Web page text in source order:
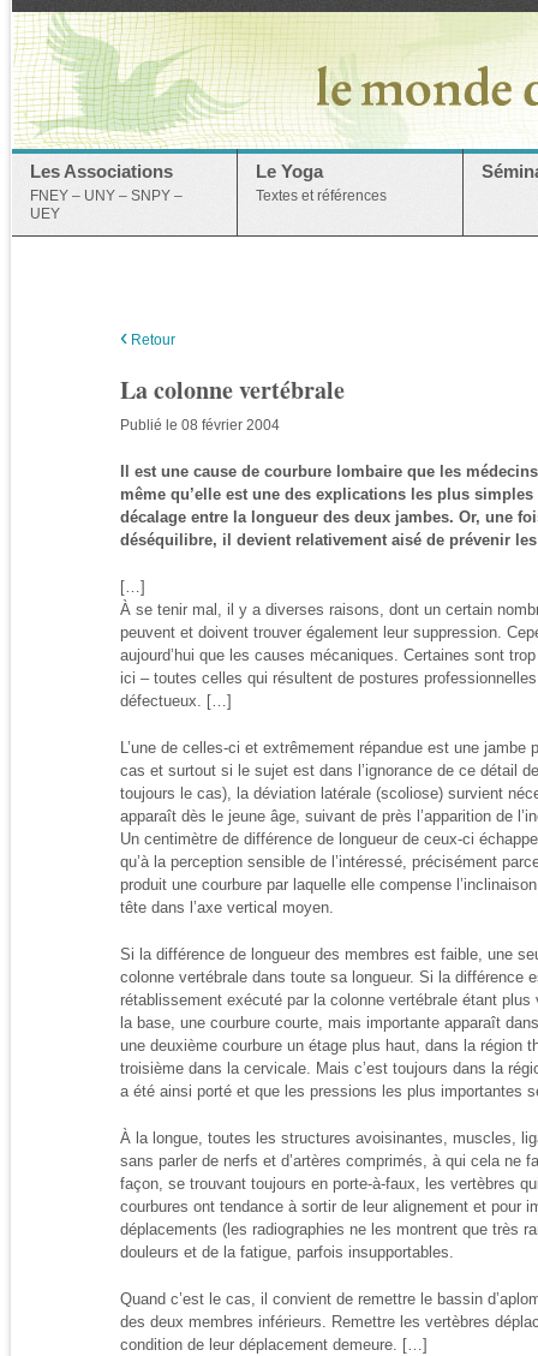
Les Associations
FNEY – UNY – SNPY –
UEY
Le Yoga
Textes et références
‹ Retour
La colonne vertébrale
Publié le 08 février 2004
Il est une cause de courbure lombaire que les
même qu’elle est une des explications les plus
décalage entre la longueur des deux jambes. Or, une
déséquilibre, il devient relativement aisé de prévenir
[…]
À se tenir mal, il y a diverses raisons, dont un certain
peuvent et doivent trouver également leur suppression.
aujourd’hui que les causes mécaniques. Certaines sont
ici – toutes celles qui résultent de postures
défectueux. […]
L’une de celles-ci et extrêmement répandue est une jambe
cas et surtout si le sujet est dans l’ignorance de ce détail
toujours le cas), la déviation latérale (scoliose) survient
apparaît dès le jeune âge, suivant de près l’apparition de
Un centimètre de différence de longueur de ceux-ci
qu’à la perception sensible de l’intéressé, précisément
produit une courbure par laquelle elle compense
tête dans l’axe vertical moyen.
Si la différence de longueur des membres est faible, une
colonne vertébrale dans toute sa longueur. Si la différence
rétablissement exécuté par la colonne vertébrale étant
la base, une courbure courte, mais importante apparaît
une deuxième courbure un étage plus haut, dans la région
troisième dans la cervicale. Mais c’est toujours dans la
a été ainsi porté et que les pressions les plus importantes
À la longue, toutes les structures avoisinantes, muscles,
sans parler de nerfs et d’artères comprimés, à qui cela ne
façon, se trouvant toujours en porte-à-faux, les vertèbres
courbures ont tendance à sortir de leur alignement et pour
déplacements (les radiographies ne les montrent que très
douleurs et de la fatigue, parfois insupportables.
Quand c’est le cas, il convient de remettre le bassin
des deux membres inférieurs. Remettre les vertèbres
condition de leur déplacement demeure. […]